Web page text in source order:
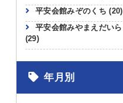
平安会館みぞのくち(20)
平安会館みやまえだいら
(29)
年月別